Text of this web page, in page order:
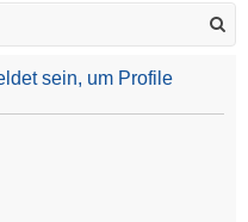
sein, um Profile